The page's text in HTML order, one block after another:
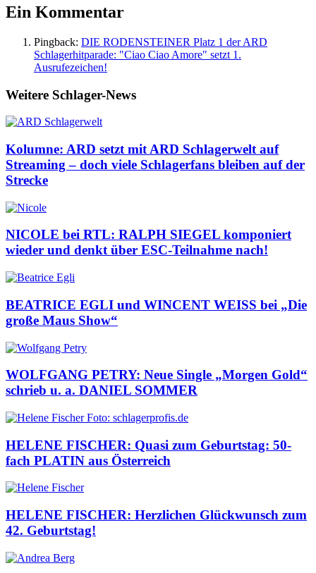
Ein Kommentar
Pingback: DIE RODENSTEINER Platz 1 der ARD
Schlagerhitparade: "Ciao Ciao Amore" setzt 1.
Ausrufezeichen!
Weitere Schlager-News
Kolumne: ARD setzt mit ARD Schlagerwelt auf
Streaming – doch viele Schlagerfans bleiben auf der
Strecke
NICOLE bei RTL: RALPH SIEGEL komponiert
wieder und denkt über ESC-Teilnahme nach!
BEATRICE EGLI und WINCENT WEISS bei „Die
große Maus Show“
WOLFGANG PETRY: Neue Single „Morgen Gold“
schrieb u. a. DANIEL SOMMER
HELENE FISCHER: Quasi zum Geburtstag: 50-
fach PLATIN aus Österreich
HELENE FISCHER: Herzlichen Glückwunsch zum
42. Geburtstag!